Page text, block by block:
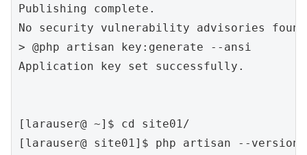
Publishing complete.
No security vulnerability advisories found
> @php artisan key:generate --ansi
Application key set successfully.
[larauser@ ~]$ cd site01/
[larauser@ site01]$ php artisan --version